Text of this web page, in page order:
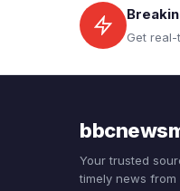
Get
Your trusted
timely news